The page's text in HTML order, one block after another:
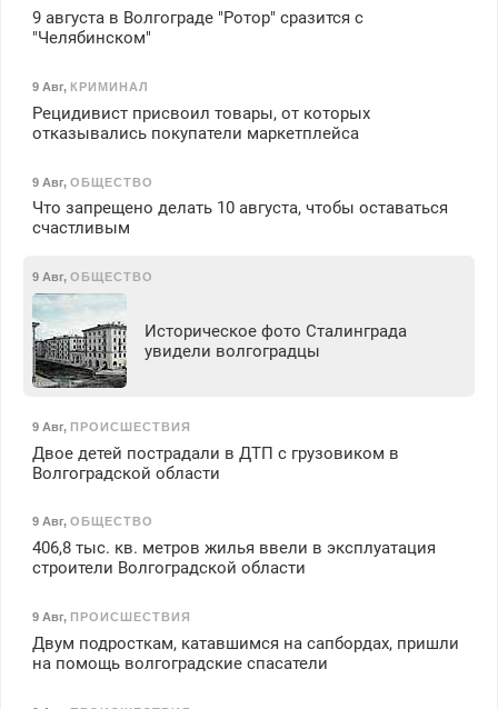
9 августа в Волгограде "Ротор" сразится с
"Челябинском"
9 Авг, КРИМИНАЛ
Рецидивист присвоил товары, от которых
отказывались покупатели маркетплейса
9 Авг, ОБЩЕСТВО
Что запрещено делать 10 августа, чтобы оставаться
счастливым
9 Авг, ОБЩЕСТВО
Историческое фото Сталинграда
увидели волгоградцы
9 Авг, ПРОИСШЕСТВИЯ
Двое детей пострадали в ДТП с грузовиком в
Волгоградской области
9 Авг, ОБЩЕСТВО
406,8 тыс. кв. метров жилья ввели в эксплуатация
строители Волгоградской области
9 Авг, ПРОИСШЕСТВИЯ
Двум подросткам, катавшимся на сапбордах, пришли
на помощь волгоградские спасатели